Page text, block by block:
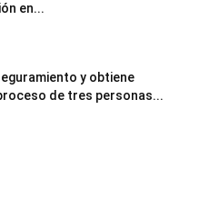
en...
y obtiene
de tres personas...